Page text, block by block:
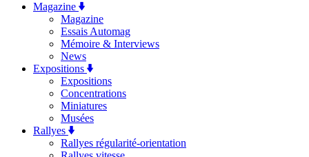
Magazine
Magazine
Essais Automag
Mémoire & Interviews
News
Expositions
Expositions
Concentrations
Miniatures
Musées
Rallyes
Rallyes régularité-orientation